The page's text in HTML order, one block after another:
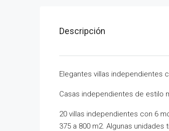
Descripción
Elegantes villas independientes
Casas independientes de estilo
20 villas independientes con 6
375 a 800 m2. Algunas